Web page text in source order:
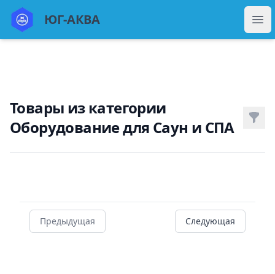
ЮГ АкваЮГ-АКВА
Товары из категории
Оборудование для Саун и СПА
Предыдущая Следующая